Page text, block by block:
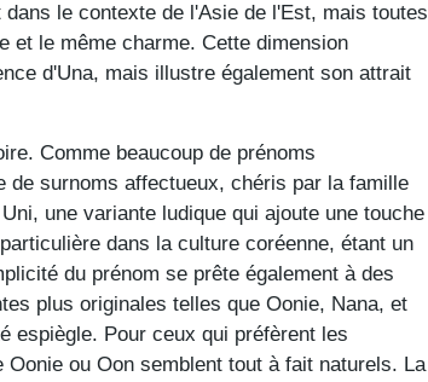
le contexte de l'Asie de l'Est, mais toutes
et le même charme. Cette dimension
d'Una, mais illustre également son attrait
Comme beaucoup de prénoms
de surnoms affectueux, chéris par la famille
une variante ludique qui ajoute une touche
dans la culture coréenne, étant un
du prénom se prête également à des
plus originales telles que Oonie, Nana, et
espiègle. Pour ceux qui préfèrent les
ou Oon semblent tout à fait naturels. La